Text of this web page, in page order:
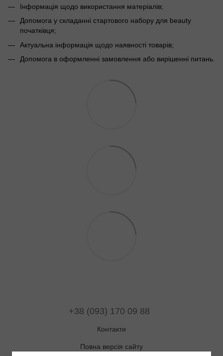
Інформація щодо використання матеріалів;
Допомога у складанні стартового набору для beauty
початківця;
Актуальна інформація щодо наявності товарів;
Допомога в оформленні замовлення або вирішенні питань.
+38 (093) 170 09 88
Контакти
Повна версія сайту